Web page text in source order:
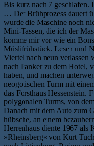
Bis kurz nach 7 geschlafen.
… Der Brühprozess dauert
wurde die Maschine noch
Mini-Tassen, die ich der
komme mir vor wie ein
Müslifrühstück. Lesen und
Viertel nach neun verlassen
nach Panker zu dem Hotel,
haben, und machen
neogotischen Turm mit
das Forsthaus Hessenstein.
polygonalen Turms, von
Danach mit dem Auto zum
hübsche, an einem
Herrenhaus diente 1967 als
»Rheinsberg« von Kurt